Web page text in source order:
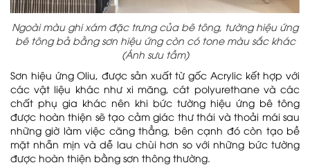
Ngoài màu ghi xám đặc trưng của bê tông, tường hiệu ứng
bê tông bả bằng sơn hiệu ứng còn có tone màu sắc khác
(Ánh sưu tầm)
Sơn hiệu ứng Oliu, được sản xuất từ gốc Acrylic kết hợp với
các vật liệu khác như xi măng, cát polyurethane và các
chất phụ gia khác nên khi bức tường hiệu ứng bê tông
được hoàn thiện sẽ tạo cảm giác thư thái và thoải mái sau
những giờ làm việc căng thẳng, bên cạnh đó còn tạo bề
mặt nhẵn mịn và dễ lau chùi hơn so với những bức tường
được hoàn thiện bằng sơn thông thường.